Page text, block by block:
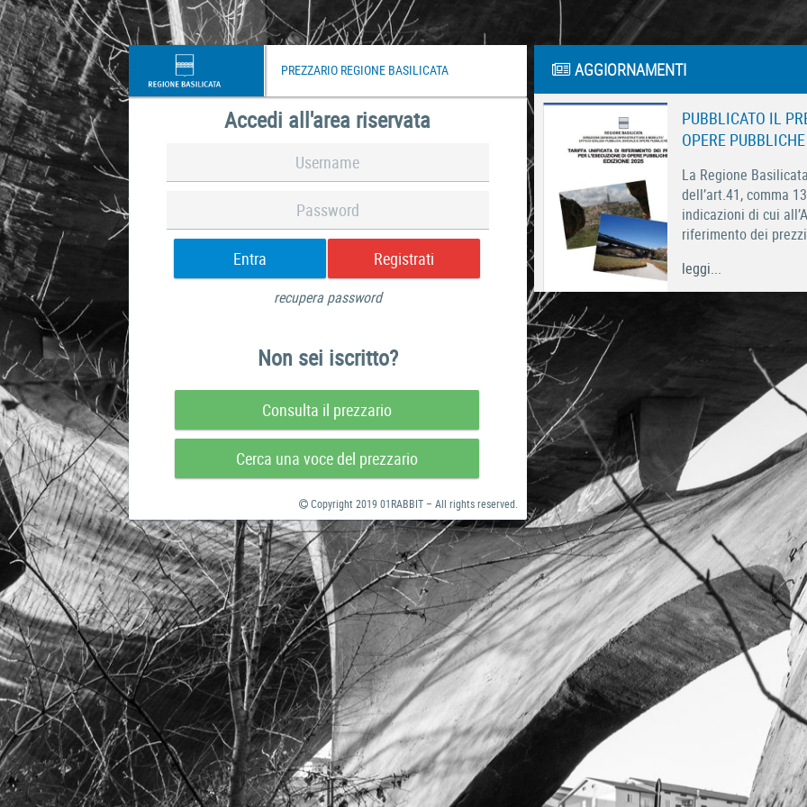
PREZZARIO REGIONE BASILICATA
Accedi all'area riservata
Entra Registrati
recupera password
Non sei iscritto?
Consulta il prezzario
Cerca una voce del prezzario
Copyright 2019 01RABBIT – All rights reserved.
AGGIORNAMENTI
PUBBLICATO IL
OPERE
La Regione
dell’art.41, comma
indicazioni di cui
riferimento dei
leggi...